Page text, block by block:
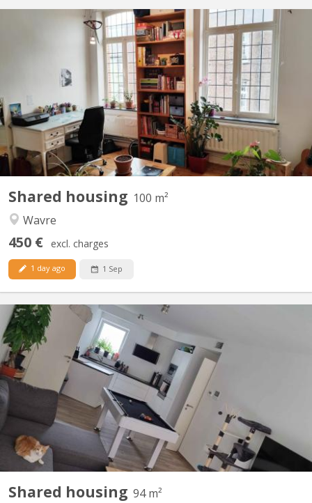
Shared housing 100 m²
Wavre
450 € excl. charges
1 day ago 1 Sep
KV 1374
2 nice rooms + - 20m2 to rent (2 other rooms already rented)
only for students in a building occupied during the day by 2
physiotherapists on the ground floor. Advertisement on line =
room still available Renting period till 30/08/2025 Wooden floors,
very bright rooms. Interior courtyard,...
Shared housing 94 m²
Bonjour, La seconde chambre se libère dans un appart 2
chambres. idéale pour un premier emménagement, tout est
meublé sauf la chambre. Disponible a partir du 15 septembre
2026, négociable plus tôt (début aout). La chambre fait 9M² dans
un appartement au centre de Courbevoie derrière l'esplanade à...